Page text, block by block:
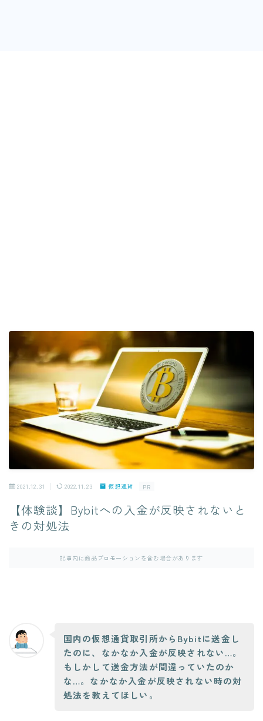
2021.12.31 2022.11.23 仮想通貨 PR
【体験談】Bybitへの入金が反映されないと
きの対処法
記事内に商品プロモーションを含む場合があります
国内の仮想通貨取引所からBybitに送金し
たのに、なかなか入金が反映されない…。
もしかして送金方法が間違っていたのか
な…。なかなか入金が反映されない時の対
処法を教えてほしい。